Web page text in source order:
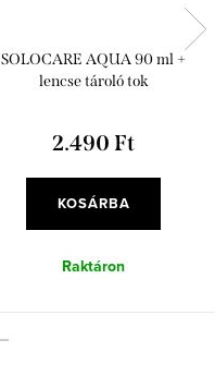
SOLOCARE AQUA 90 ml +
lencse tároló tok
2.490 Ft
KOSÁRBA
Raktáron